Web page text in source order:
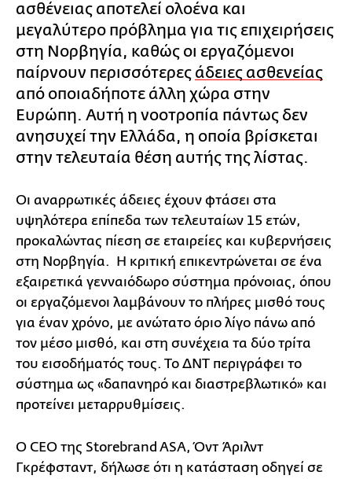
ασθένειας αποτελεί ολοένα και
μεγαλύτερο πρόβλημα για τις επιχειρήσεις
στη Νορβηγία, καθώς οι εργαζόμενοι
παίρνουν περισσότερες άδειες ασθενείας
από οποιαδήποτε άλλη χώρα στην
Ευρώπη. Αυτή η νοοτροπία πάντως δεν
ανησυχεί την Ελλάδα, η οποία βρίσκεται
στην τελευταία θέση αυτής της λίστας.
Οι αναρρωτικές άδειες έχουν φτάσει στα
υψηλότερα επίπεδα των τελευταίων 15 ετών,
προκαλώντας πίεση σε εταιρείες και κυβερνήσεις
στη Νορβηγία. Η κριτική επικεντρώνεται σε ένα
εξαιρετικά γενναιόδωρο σύστημα πρόνοιας, όπου
οι εργαζόμενοι λαμβάνουν το πλήρες μισθό τους
για έναν χρόνο, με ανώτατο όριο λίγο πάνω από
τον μέσο μισθό, και στη συνέχεια τα δύο τρίτα
του εισοδήματός τους. Το ΔΝΤ περιγράφει το
σύστημα ως «δαπανηρό και διαστρεβλωτικό» και
προτείνει μεταρρυθμίσεις.
Ο CEO της Storebrand ASA, Όντ Άριλντ
Γκρέφσταντ, δήλωσε ότι η κατάσταση οδηγεί σε